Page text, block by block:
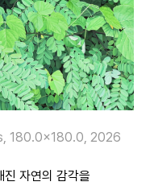
180.0×180.0, 2026
자연의 감각을